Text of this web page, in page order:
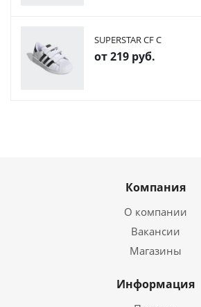
SUPERSTAR CF C
от219 руб.
Компания
О компании
Вакансии
Магазины
Информация